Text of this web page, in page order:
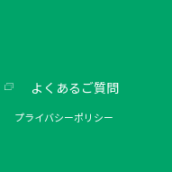
よくあるご質問
プライバシーポリシー